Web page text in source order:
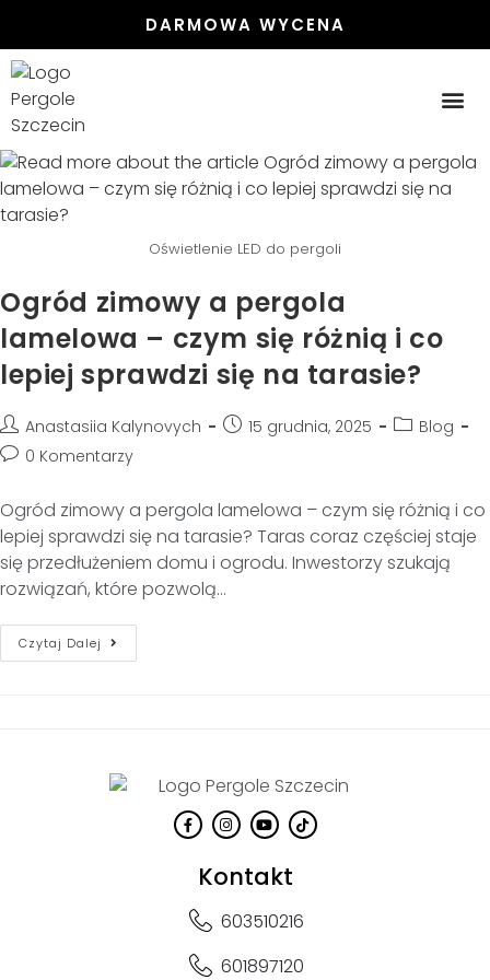
DARMOWA WYCENA
Oświetlenie LED do pergoli
Ogród zimowy a pergola
lamelowa – czym się różnią i co
lepiej sprawdzi się na tarasie?
Anastasiia Kalynovych 15 grudnia, 2025
Blog
0 Komentarzy
Ogród zimowy a pergola lamelowa – czym się różnią i co
lepiej sprawdzi się na tarasie? Taras coraz częściej staje
się przedłużeniem domu i ogrodu. Inwestorzy szukają
rozwiązań, które pozwolą…
Czytaj Dalej
Kontakt
603510216
601897120